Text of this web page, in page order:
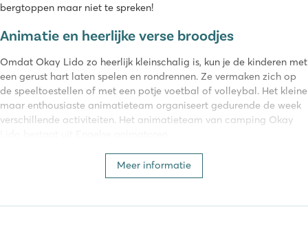
bergtoppen maar niet te spreken!
Animatie en heerlijke verse broodjes
Omdat Okay Lido zo heerlijk kleinschalig is, kun je de kinderen met
een gerust hart laten spelen en rondrennen. Ze vermaken zich op
de speeltoestellen of met een potje voetbal of volleybal. Het kleine
maar enthousiaste animatieteam organiseert gedurende de week
verschillende activiteiten. Het animatieteam van camping Okay
Heb je een eigen boot? Dan kun je deze in de haven bij de camping
geen supermarkt, er is een grotere supermarkt te vinden op 2,5
Meer informatie